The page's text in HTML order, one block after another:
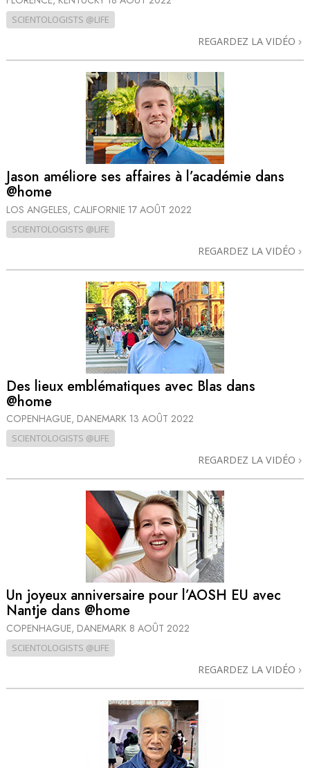
SCIENTOLOGISTS @LIFE
REGARDEZ LA VIDÉO
Jason améliore ses affaires à l’académie dans
@home
LOS ANGELES, CALIFORNIE 17 AOÛT 2022
SCIENTOLOGISTS @LIFE
REGARDEZ LA VIDÉO
Des lieux emblématiques avec Blas dans
@home
COPENHAGUE, DANEMARK 13 AOÛT 2022
SCIENTOLOGISTS @LIFE
REGARDEZ LA VIDÉO
Un joyeux anniversaire pour l’AOSH EU avec
Nantje dans @home
COPENHAGUE, DANEMARK 8 AOÛT 2022
SCIENTOLOGISTS @LIFE
REGARDEZ LA VIDÉO